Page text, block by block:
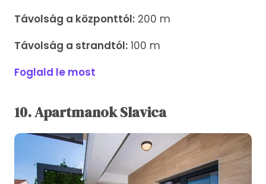
Távolság a központtól: 200 m
Távolság a strandtól: 100 m
Foglald le most
10. Apartmanok Slavica